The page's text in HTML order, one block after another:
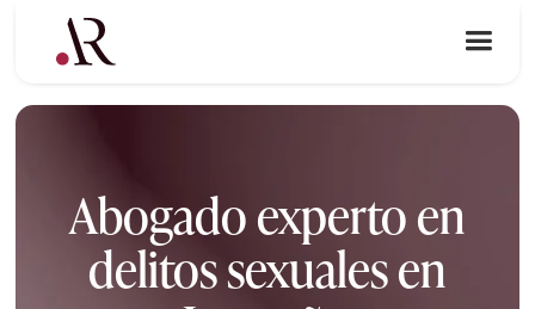
Abogado experto en
delitos sexuales en